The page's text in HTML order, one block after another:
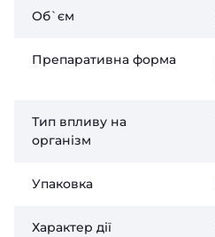
Об`єм
Препаративна форма
Тип впливу на
організм
Упаковка
Характер дії